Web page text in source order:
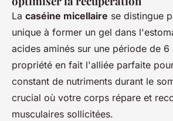
La caséine micellaire se distingue
unique à former un gel dans
acides aminés sur une période de 6
propriété en fait l'alliée parfaite
constant de nutriments durant le
crucial où votre corps répare et
musculaires sollicitées.